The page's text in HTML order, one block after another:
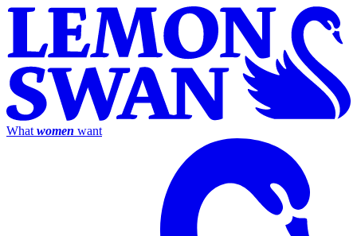
What women want